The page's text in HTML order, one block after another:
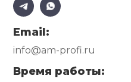
Email:
info@am-profi.ru
Время работы: